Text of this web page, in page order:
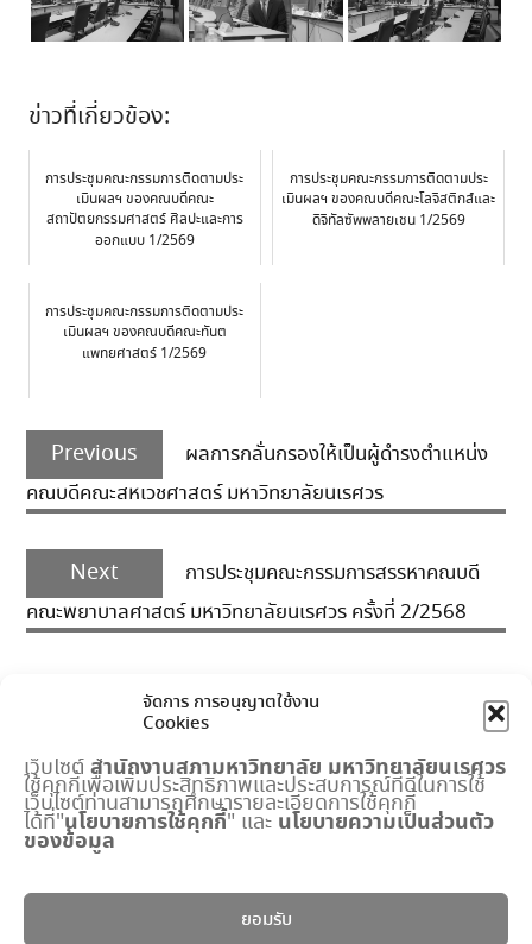
จัดการ การอนุญาตใช้งาน
Cookies
เว็บไซต์สำนักงานสภามหาวิทยาลัย มหาวิทยาลัยนเรศวร
ใช้คุกกี้เพื่อเพิ่มประสิทธิภาพและประสบการณ์ที่ดีในการใช้
เว็บไซต์ท่านสามารถศึกษารายละเอียดการใช้คุกกี้
ได้ที่"นโยบายการใช้คุกกี้" และ นโยบายความเป็นส่วนตัว
ของข้อมูล
ยอมรับ
ข่าวที่เกี่ยวข้อง:
การประชุมคณะกรรมการติดตามประ
เมินผลฯ ของคณบดีคณะ
สถาปัตยกรรมศาสตร์ ศิลปะและการ
ออกแบบ 1/2569
การประชุมคณะกรรมการติดตามประ
เมินผลฯ ของคณบดีคณะโลจิสติกส์และ
ดิจิทัลซัพพลายเชน 1/2569
การประชุมคณะกรรมการติดตามประ
เมินผลฯ ของคณบดีคณะทันต
แพทยศาสตร์ 1/2569
Post
navigation
Previous
post:
ผลการกลั่นกรองให้เป็นผู้ดำรงตำแหน่ง
คณบดีคณะสหเวชศาสตร์ มหาวิทยาลัยนเรศวร
Next
Next
post:
การประชุมคณะกรรมการสรรหาคณบดี
คณะพยาบาลศาสตร์ มหาวิทยาลัยนเรศวร ครั้งที่ 2/2568
เมนูด่วน
กำหนดการประชุมสภามหาวิทยาลัย
พระราชบัญญัติ มหาวิทยาลัยนเรศวร